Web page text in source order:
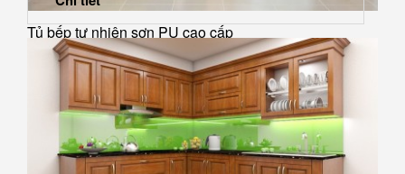
Tủ bếp tự nhiên sơn PU cao cấp